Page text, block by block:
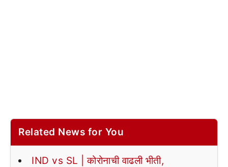
Related News for You
IND vs SL | कोरोनाची वाढली भीती,